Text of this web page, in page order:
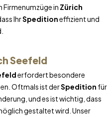
Firmenumzüge in Zürich
IhrSpeditioneffizient und
Seefeld
erfordert besondere
Oftmals ist derSpedition für
und es ist wichtig, dass
gestaltet wird. Unser